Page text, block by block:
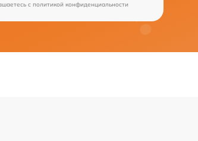
c политикой конфиденциальности